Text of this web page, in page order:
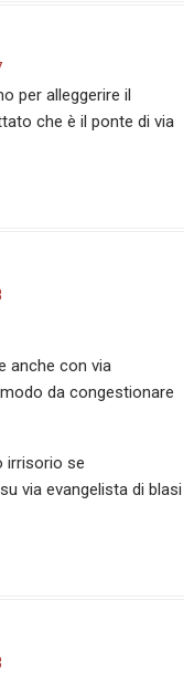
per alleggerire il
che è il ponte di via
anche con via
da congestionare
irrisorio se
via evangelista di blasi